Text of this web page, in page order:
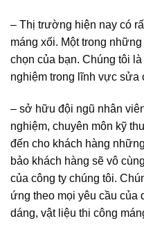
– Thị trường hiện nay có
máng xối. Một trong
chọn của bạn. Chúng tôi
nghiệm trong lĩnh vực sửa
– sở hữu đội ngũ nhân
nghiệm, chuyên môn kỹ
đến cho khách hàng
bảo khách hàng sẽ vô
của công ty chúng tôi.
ứng theo mọi yêu cầu của
dáng, vật liệu thi công